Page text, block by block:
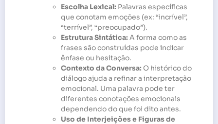
Escolha Lexical: Palavras específicas
que conotam emoções (ex: “incrível”,
“terrível”, “preocupado”).
Estrutura Sintática: A forma como as
frases são construídas pode indicar
ênfase ou hesitação.
Contexto da Conversa: O histórico do
diálogo ajuda a refinar a interpretação
emocional. Uma palavra pode ter
diferentes conotações emocionais
dependendo do que foi dito antes.
Uso de Interjeições e Figuras de